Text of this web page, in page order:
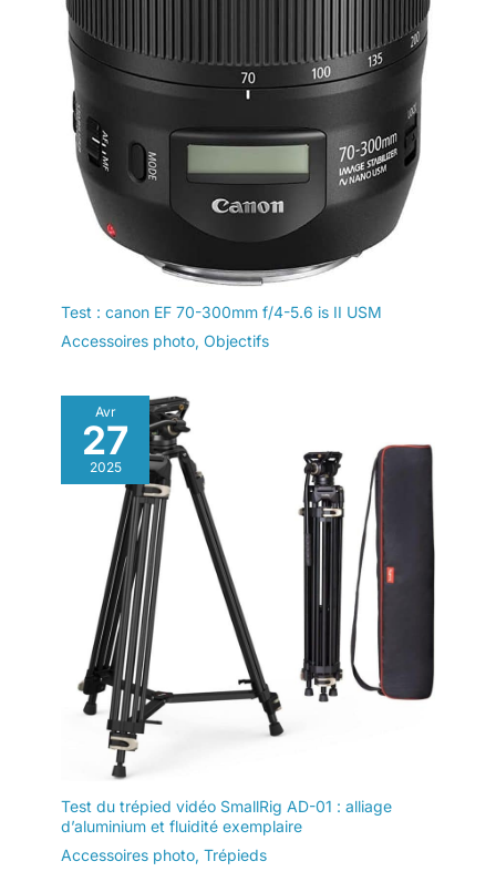
Test : canon EF 70-300mm f/4-5.6 is II USM
Accessoires photo, Objectifs
Avr
27
2025
Test du trépied vidéo SmallRig AD-01 : alliage
d’aluminium et fluidité exemplaire
Accessoires photo, Trépieds